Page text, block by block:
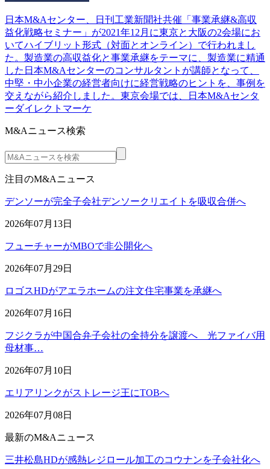
日本M&Aセンター、日刊工業新聞社共催「事業承継&高収
益化戦略セミナー」が2021年12月に東京と大阪の2会場にお
いてハイブリット形式（対面とオンライン）で行われまし
た。製造業の高収益化と事業承継をテーマに、製造業に精通
した日本M&Aセンターのコンサルタントが講師となって、
中堅・中小企業の経営者向けに経営戦略のヒントを、事例を
交えながら紹介しました。東京会場では、日本M&Aセンタ
ーダイレクトマーケ
M&Aニュース検索
注目のM&Aニュース
デンソーが完全子会社デンソークリエイトを吸収合併へ
2026年07月13日
フューチャーがMBOで非公開化へ
2026年07月29日
ロゴスHDがアエラホームの注文住宅事業を承継へ
2026年07月16日
フジクラが中国合弁子会社の全持分を譲渡へ 光ファイバ用
母材事…
2026年07月10日
エリアリンクがストレージ王にTOBへ
2026年07月08日
最新のM&Aニュース
三井松島HDが感熱レジロール加工のコウナンを子会社化へ